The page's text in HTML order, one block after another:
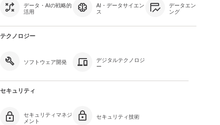
データ・AIの戦略的
活用
AI・データサイエン
ス
データエンジニアリ
ング
テクノロジー
ソフトウェア開発
デジタルテクノロジ
ー
セキュリティ
セキュリティマネジ
メント
セキュリティ技術